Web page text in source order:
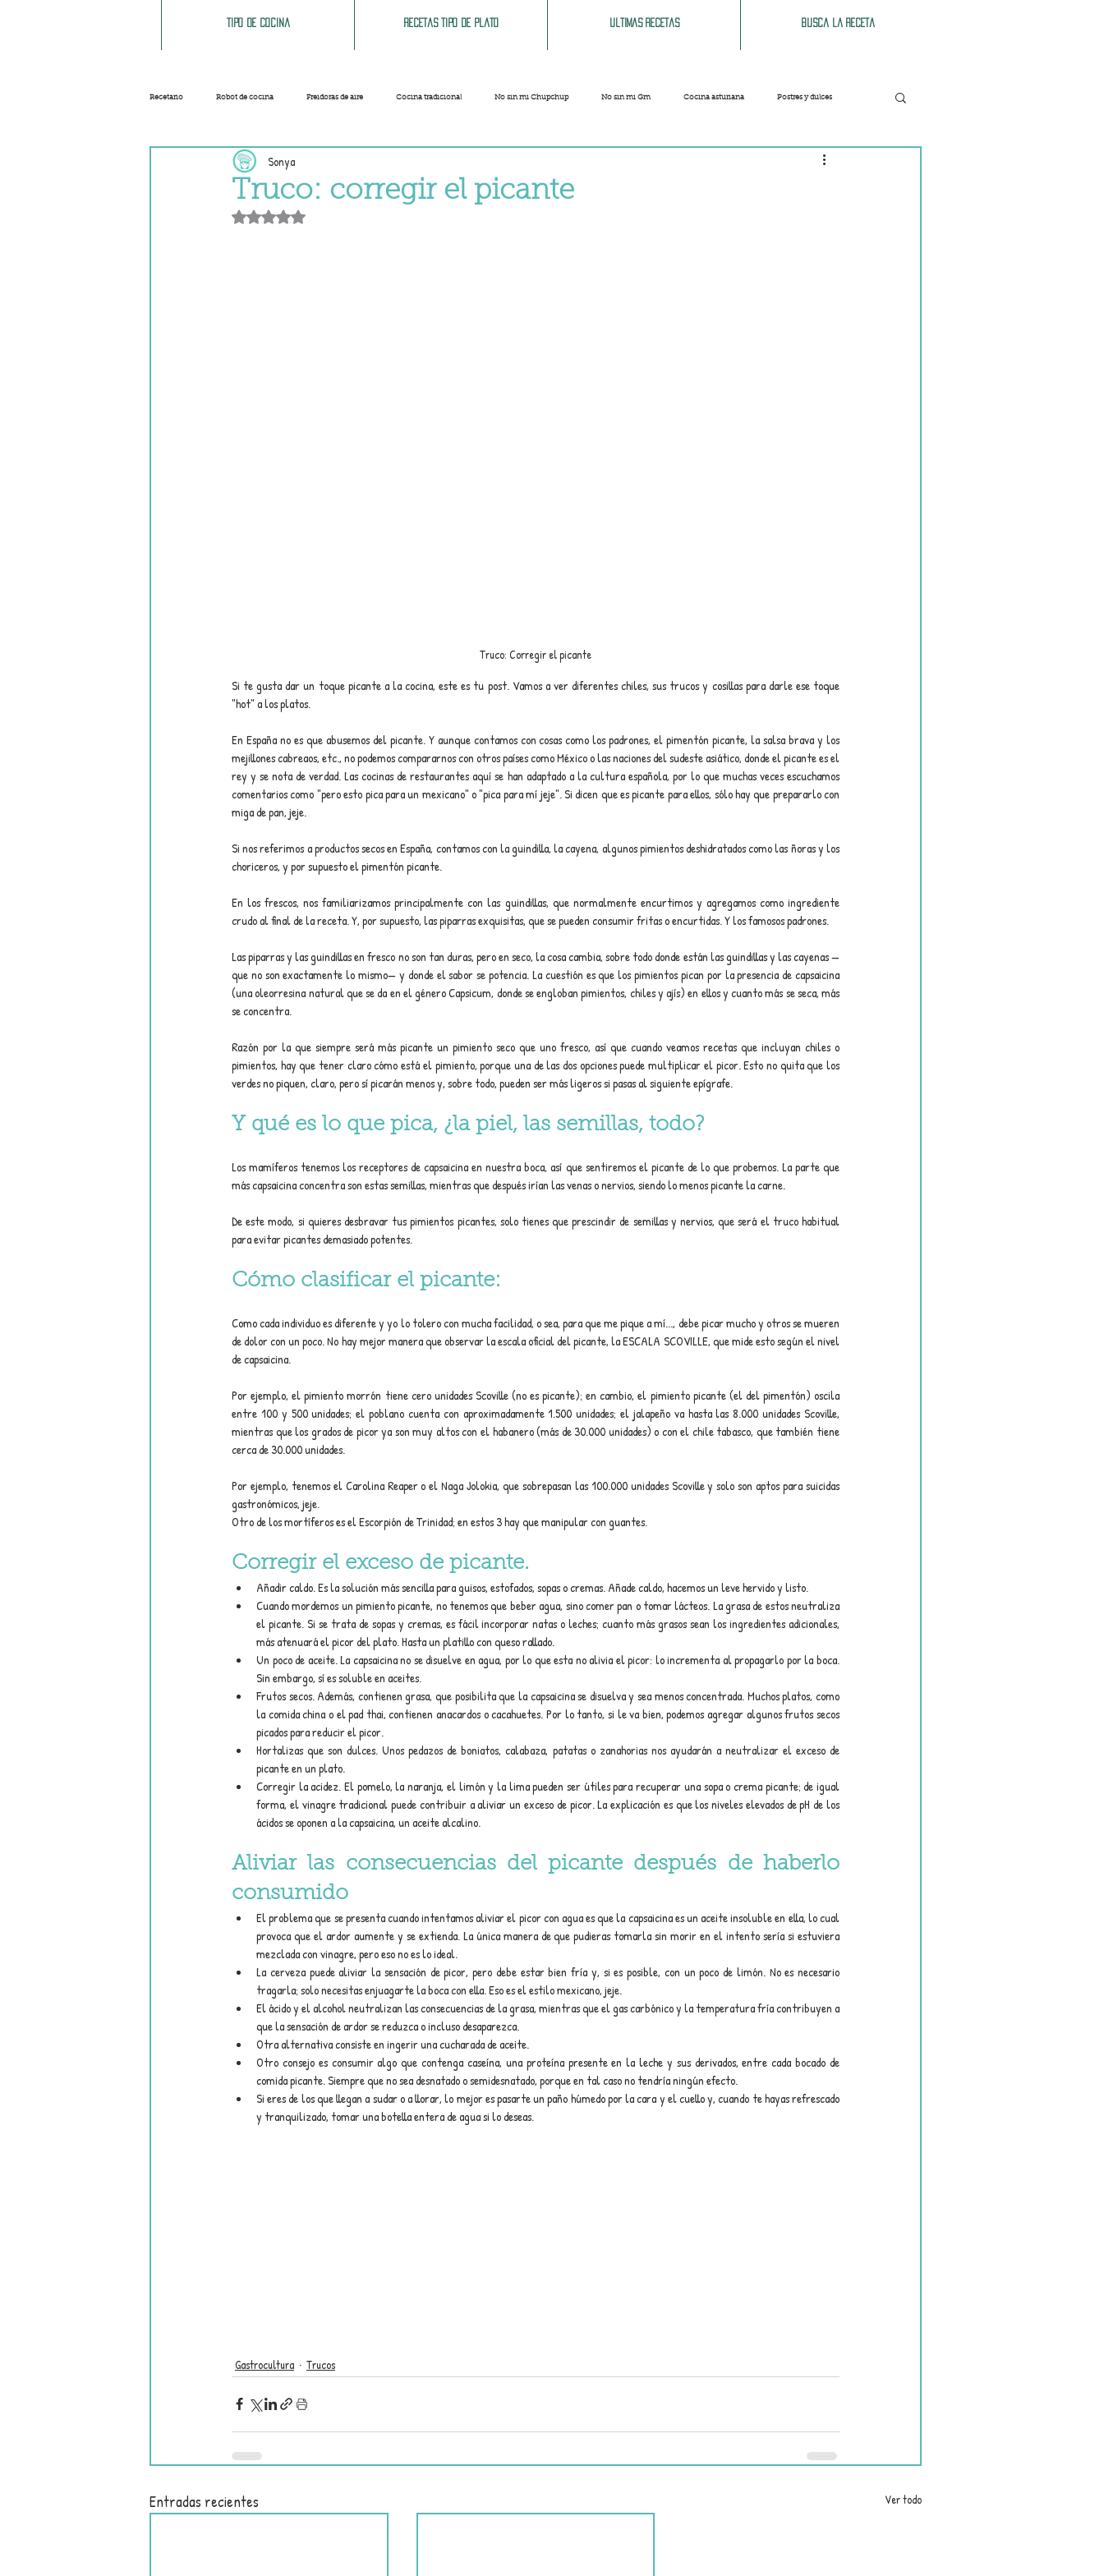
Busca la receta
Ultimas recetas
Recetas tipo de plato
Tipo de cocina
Recetario Robot de cocina Freidoras de aire Cocina tradicional No sin mi Chupchup No sin mi Gm Cocina asturiana Postres y dulces
Sopas y cremas Bebidas
Truco: corregir el picante
Sonya
Obtuvo NaN de 5 estrellas.
Truco: Corregir el picante
Si te gusta dar un toque picante a la cocina, este es tu post. Vamos a ver diferentes chiles, sus trucos y cosillas para darle ese toque
"hot" a los platos.
En España no es que abusemos del picante. Y aunque contamos con cosas como los padrones, el pimentón picante, la salsa brava y los
mejillones cabreaos, etc., no podemos compararnos con otros países como México o las naciones del sudeste asiático, donde el picante es el
rey y se nota de verdad. Las cocinas de restaurantes aquí se han adaptado a la cultura española, por lo que muchas veces escuchamos
comentarios como "pero esto pica para un mexicano" o "pica para mí jeje". Si dicen que es picante para ellos, sólo hay que prepararlo con
miga de pan, jeje.
Si nos referimos a productos secos en España, contamos con la guindilla, la cayena, algunos pimientos deshidratados como las ñoras y los
choriceros, y por supuesto el pimentón picante.
En los frescos, nos familiarizamos principalmente con las guindillas, que normalmente encurtimos y agregamos como ingrediente
crudo al final de la receta. Y, por supuesto, las piparras exquisitas, que se pueden consumir fritas o encurtidas. Y los famosos padrones.
Las piparras y las guindillas en fresco no son tan duras, pero en seco, la cosa cambia, sobre todo donde están las guindillas y las cayenas —
que no son exactamente lo mismo— y donde el sabor se potencia. La cuestión es que los pimientos pican por la presencia de capsaicina
(una oleorresina natural que se da en el género Capsicum, donde se engloban pimientos, chiles y ajís) en ellos y cuanto más se seca, más
se concentra.
Razón por la que siempre será más picante un pimiento seco que uno fresco, así que cuando veamos recetas que incluyan chiles o
pimientos, hay que tener claro cómo está el pimiento, porque una de las dos opciones puede multiplicar el picor. Esto no quita que los
verdes no piquen, claro, pero sí picarán menos y, sobre todo, pueden ser más ligeros si pasas al siguiente epígrafe.
Y qué es lo que pica, ¿la piel, las semillas, todo?
Los mamíferos tenemos los receptores de capsaicina en nuestra boca, así que sentiremos el picante de lo que probemos. La parte que
más capsaicina concentra son estas semillas, mientras que después irían las venas o nervios, siendo lo menos picante la carne.
De este modo, si quieres desbravar tus pimientos picantes, solo tienes que prescindir de semillas y nervios, que será el truco habitual
para evitar picantes demasiado potentes.
Cómo clasificar el picante:
Como cada individuo es diferente y yo lo tolero con mucha facilidad, o sea, para que me pique a mí..., debe picar mucho y otros se mueren
de dolor con un poco. No hay mejor manera que observar la escala oficial del picante, la ESCALA SCOVILLE, que mide esto según el nivel
de capsaicina.
Por ejemplo, el pimiento morrón tiene cero unidades Scoville (no es picante); en cambio, el pimiento picante (el del pimentón) oscila
entre 100 y 500 unidades; el poblano cuenta con aproximadamente 1.500 unidades; el jalapeño va hasta las 8.000 unidades Scoville,
mientras que los grados de picor ya son muy altos con el habanero (más de 30.000 unidades) o con el chile tabasco, que también tiene
cerca de 30.000 unidades.
Por ejemplo, tenemos el Carolina Reaper o el Naga Jolokia, que sobrepasan las 100.000 unidades Scoville y solo son aptos para suicidas
gastronómicos, jeje.
Otro de los mortíferos es el Escorpión de Trinidad; en estos 3 hay que manipular con guantes.
Corregir el exceso de picante.
Añadir caldo. Es la solución más sencilla para guisos, estofados, sopas o cremas. Añade caldo, hacemos un leve hervido y listo.
Cuando mordemos un pimiento picante, no tenemos que beber agua, sino comer pan o tomar lácteos. La grasa de estos neutraliza
el picante. Si se trata de sopas y cremas, es fácil incorporar natas o leches; cuanto más grasos sean los ingredientes adicionales,
más atenuará el picor del plato. Hasta un platillo con queso rallado.
Un poco de aceite. La capsaicina no se disuelve en agua, por lo que esta no alivia el picor: lo incrementa al propagarlo por la boca.
Sin embargo, sí es soluble en aceites.
Frutos secos. Además, contienen grasa, que posibilita que la capsaicina se disuelva y sea menos concentrada. Muchos platos, como
la comida china o el pad thai, contienen anacardos o cacahuetes. Por lo tanto, si le va bien, podemos agregar algunos frutos secos
picados para reducir el picor.
Hortalizas que son dulces. Unos pedazos de boniatos, calabaza, patatas o zanahorias nos ayudarán a neutralizar el exceso de
picante en un plato.
Corregir la acidez. El pomelo, la naranja, el limón y la lima pueden ser útiles para recuperar una sopa o crema picante; de igual
forma, el vinagre tradicional puede contribuir a aliviar un exceso de picor. La explicación es que los niveles elevados de pH de los
ácidos se oponen a la capsaicina, un aceite alcalino.
Aliviar las consecuencias del picante después de haberlo
consumido
El problema que se presenta cuando intentamos aliviar el picor con agua es que la capsaicina es un aceite insoluble en ella, lo cual
provoca que el ardor aumente y se extienda. La única manera de que pudieras tomarla sin morir en el intento sería si estuviera
mezclada con vinagre, pero eso no es lo ideal.
La cerveza puede aliviar la sensación de picor, pero debe estar bien fría y, si es posible, con un poco de limón. No es necesario
tragarla; solo necesitas enjuagarte la boca con ella. Eso es el estilo mexicano, jeje.
El ácido y el alcohol neutralizan las consecuencias de la grasa, mientras que el gas carbónico y la temperatura fría contribuyen a
que la sensación de ardor se reduzca o incluso desaparezca.
Otra alternativa consiste en ingerir una cucharada de aceite.
Otro consejo es consumir algo que contenga caseína, una proteína presente en la leche y sus derivados, entre cada bocado de
comida picante. Siempre que no sea desnatado o semidesnatado, porque en tal caso no tendría ningún efecto.
Si eres de los que llegan a sudar o a llorar, lo mejor es pasarte un paño húmedo por la cara y el cuello y, cuando te hayas refrescado
y tranquilizado, tomar una botella entera de agua si lo deseas.
Gastrocultura Trucos
Entradas recientes Ver todo